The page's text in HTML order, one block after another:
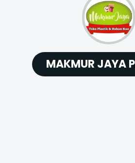
MAKMUR JAYA